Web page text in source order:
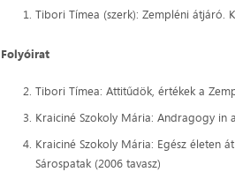
Tibori Tímea (szerk): Zempléni átjáró.
Folyóirat
Tibori Tímea: Attitűdök, értékek a
Kraiciné Szokoly Mária: Andragogy in
Kraiciné Szokoly Mária: Egész életen
Sárospatak (2006 tavasz)